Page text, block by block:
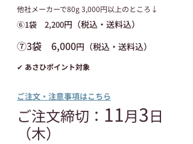
他社メーカーで80g 3,000円以上のところ↓
⑥1袋　2,200円（税込・送料込）
⑦3袋　6,000円（税込・送料込）
✔ あさひポイント対象
ご注文・注意事項はこちら
ご注文締切： 11月3日
（木）